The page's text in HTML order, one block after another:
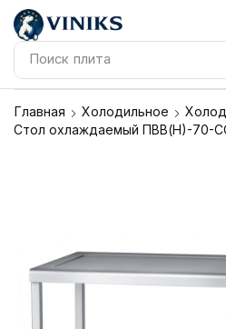
Поиск блендер
Главная Холодильное
Стол охлаждаемый ПВВ(Н)-70-